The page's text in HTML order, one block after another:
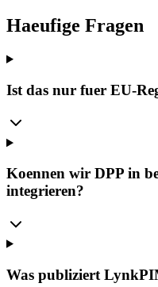
Haeufige Fragen
Ist das nur fuer EU-
Koennen wir DPP in
integrieren?
Was publiziert